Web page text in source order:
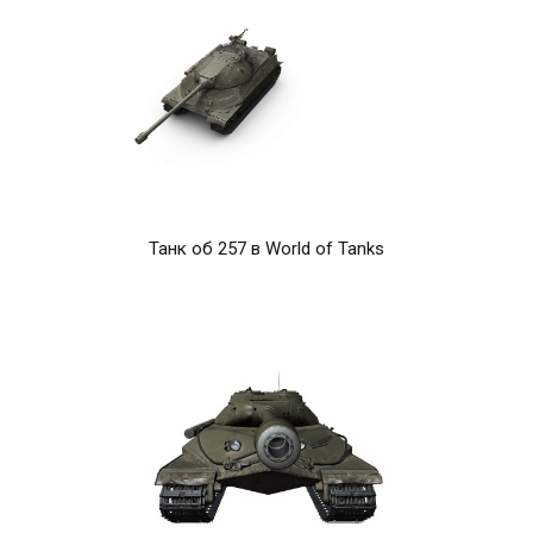
Танк об 257 в World of Tanks